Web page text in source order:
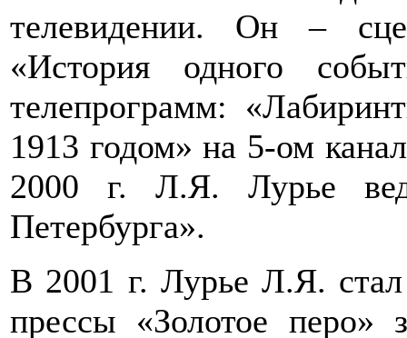
телевидении. Он –
«История одного
телепрограмм:
1913 годом» на 5-ом
2000 г. Л.Я. Лурье
Петербурга».
В 2001 г. Лурье Л.Я. стал
прессы «Золотое